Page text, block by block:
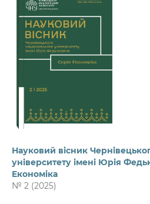
Науковий вісник
університету імені Юрія
Економіка
№ 2 (2025)